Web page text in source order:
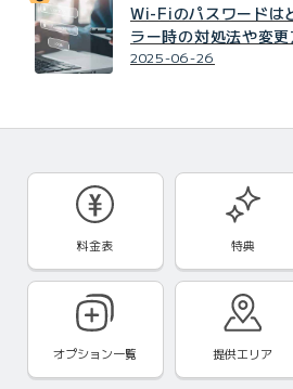
Wi-Fiのパスワードは
ラー時の対処法や変
2025-06-26
料金表 特典
オプション一覧 提供エリア